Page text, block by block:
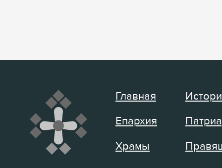
Главная
Епархия
Храмы